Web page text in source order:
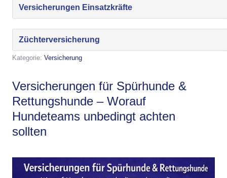
Versicherungen Einsatzkräfte
Züchterversicherung
Kategorie: Versicherung
Versicherungen für Spürhunde &
Rettungshunde – Worauf
Hundeteams unbedingt achten
sollten